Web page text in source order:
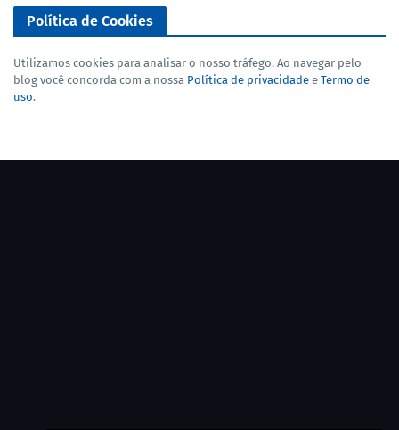
Política de Cookies
Utilizamos cookies para analisar o nosso tráfego. Ao navegar pelo
blog você concorda com a nossa Política de privacidade e Termo de
uso.